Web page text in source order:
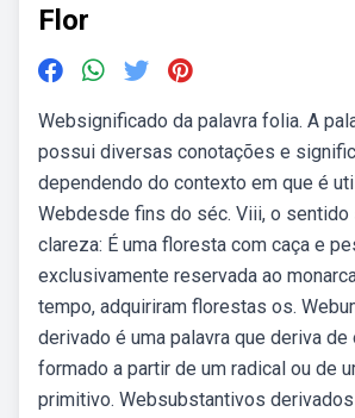
Flor
Websignificado da palavra folia. A
possui diversas conotações e
dependendo do contexto em que é
Webdesde fins do séc. Viii, o
clareza: É uma floresta com caça e
exclusivamente reservada ao
tempo, adquiriram florestas os.
derivado é uma palavra que deriva⁢ de
formado a partir de um radical ou de
primitivo. Websubstantivos